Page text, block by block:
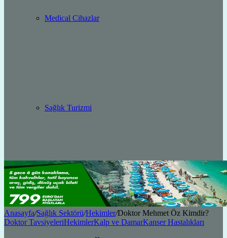
Medical Cihazlar
Sağlık Turizmi
Anasayfa/Sağlık Sektörü/Hekimler/Doktor Mehmet Öz Kimdir?
Doktor TavsiyeleriHekimlerKalp ve DamarKanser Hastalıkları